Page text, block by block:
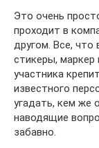
Это очень
проходит в
другом. Все,
стикеры,
участника
известного
угадать, кем же
наводящие
забавно.